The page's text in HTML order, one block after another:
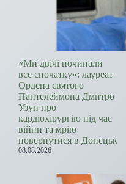
«Ми двічі починали
все спочатку»: лауреат
Ордена святого
Пантелеймона Дмитро
Узун про
кардіохірургію під час
війни та мрію
повернутися в Донецьк
08.08.2026